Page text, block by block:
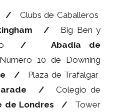
/ Clubs de Caballeros
/ Big Ben y
/
Abadía de
10 de Downing
/Plaza de Trafalgar
/Colegio de
de Londres /Tower